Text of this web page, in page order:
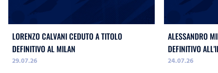
LORENZO CALVANI CEDUTO A TITOLO
DEFINITIVO AL MILAN
29.07.26
ALESSANDRO
DEFINITIVO
24.07.26